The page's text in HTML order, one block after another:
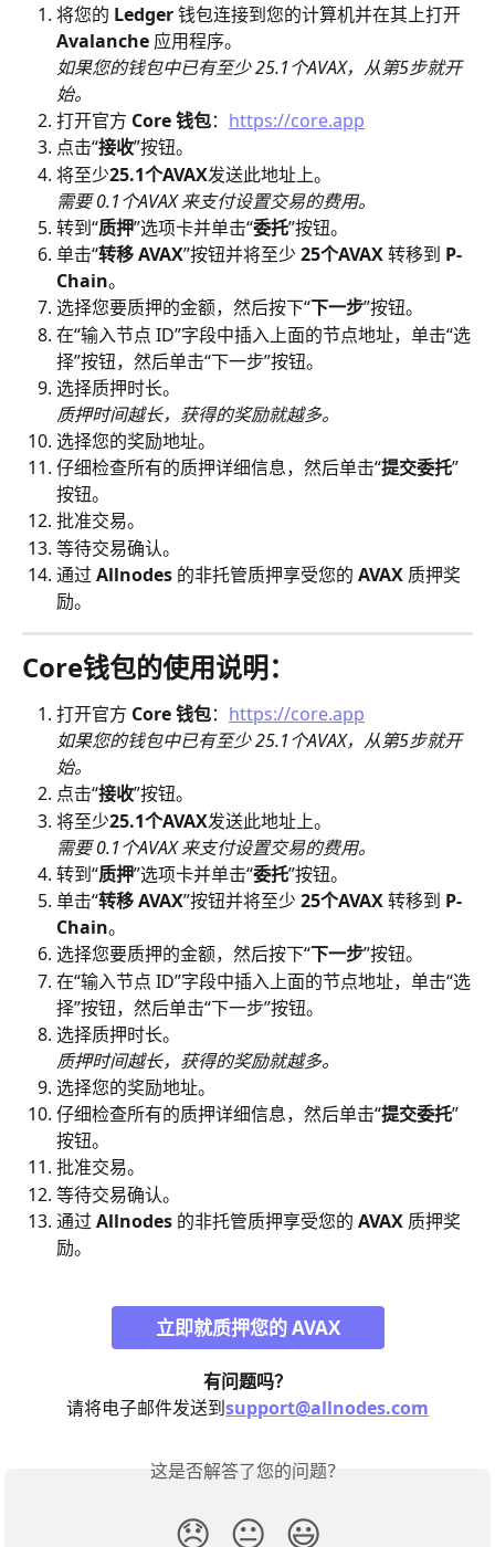
将您的 Ledger 钱包连接到您的计算机并在其上打开
Avalanche 应用程序。
如果您的钱包中已有至少 25.1个AVAX，从第5步就开
始。
打开官方 Core 钱包： https://core.app
点击“接收”按钮。
将至少25.1个AVAX发送此地址上。
需要 0.1个AVAX 来支付设置交易的费用。
转到“质押”选项卡并单击“委托”按钮。
单击“转移 AVAX”按钮并将至少 25个AVAX 转移到 P-
Chain。
选择您要质押的金额，然后按下“下一步”按钮。
在“输入节点 ID”字段中插入上面的节点地址，单击“选
择”按钮，然后单击“下一步”按钮。
选择质押时长。
质押时间越长，获得的奖励就越多。
选择您的奖励地址。
仔细检查所有的质押详细信息，然后单击“提交委托”
按钮。
批准交易。
等待交易确认。
通过 Allnodes 的非托管质押享受您的 AVAX 质押奖
励。
Core钱包的使用说明：
打开官方 Core 钱包： https://core.app
如果您的钱包中已有至少 25.1个AVAX，从第5步就开
始。
点击“接收”按钮。
将至少25.1个AVAX发送此地址上。
需要 0.1个AVAX 来支付设置交易的费用。
转到“质押”选项卡并单击“委托”按钮。
单击“转移 AVAX”按钮并将至少 25个AVAX 转移到 P-
Chain。
选择您要质押的金额，然后按下“下一步”按钮。
在“输入节点 ID”字段中插入上面的节点地址，单击“选
择”按钮，然后单击“下一步”按钮。
选择质押时长。
质押时间越长，获得的奖励就越多。
选择您的奖励地址。
仔细检查所有的质押详细信息，然后单击“提交委托”
按钮。
批准交易。
等待交易确认。
通过 Allnodes 的非托管质押享受您的 AVAX 质押奖
励。
立即就质押您的 AVAX
有问题吗？
请将电子邮件发送到support@allnodes.com
这是否解答了您的问题？
😞 😐 😃